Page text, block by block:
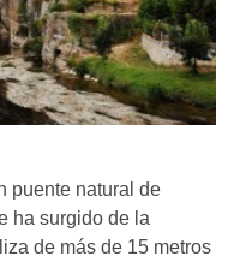
puente natural de
ha surgido de la
de más de 15 metros